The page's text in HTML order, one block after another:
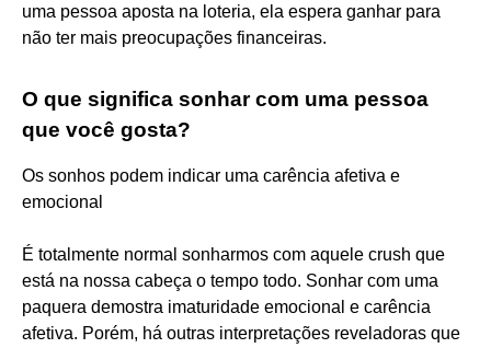
uma pessoa aposta na loteria, ela espera ganhar para
não ter mais preocupações financeiras.
O que significa sonhar com uma pessoa
que você gosta?
Os sonhos podem indicar uma carência afetiva e
emocional
É totalmente normal sonharmos com aquele crush que
está na nossa cabeça o tempo todo. Sonhar com uma
paquera demostra imaturidade emocional e carência
afetiva. Porém, há outras interpretações reveladoras que